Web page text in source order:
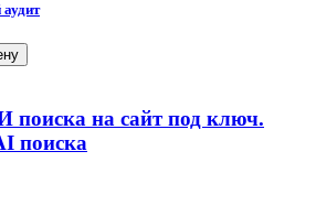
поиска на сайт под ключ.
поиска